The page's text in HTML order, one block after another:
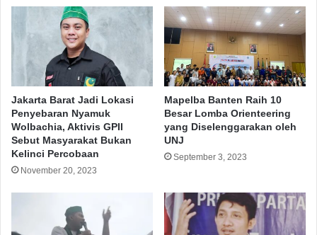
dengan Yayasan BSM Umat & Yayasan Hasanah Titik
juga menyediakan dokter & ambulance di lokasi acara.
Sebagai bank syariah terbesar di Indonesia, BSI
berkomitmen untuk berkontribusi membantu
pemerintah dalam menanggulangi pandemi covid-19.
Selain pelaksanaan vaksinasi, sebelumnya BSI dan
Yayasan BSMU telah berkolaborasi dalam
penanggulangan pandemi COVID-19, diantaranya
adalah bantuan oksigen untuk individu dan bantuan
pake isolasi mandiri.
Jakarta Barat Jadi Lokasi
Penyebaran Nyamuk
Wolbachia, Aktivis GPII
Sebut Masyarakat Bukan
Kelinci Percobaan
November 20, 2023
Mapelba Banten Raih 10
Besar Lomba Orienteering
yang Diselenggarakan oleh
UNJ
September 3, 2023